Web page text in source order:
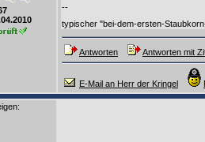
--
typischer "bei-dem-ersten-
Antworten Antworten mit
E-Mail an Herr der Kringel